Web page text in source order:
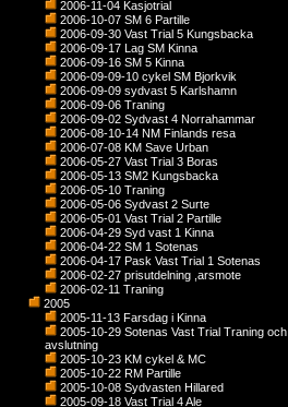
2006-11-04 Kasjotrial
2006-10-07 SM 6 Partille
2006-09-30 Vast Trial 5 Kungsbacka
2006-09-17 Lag SM Kinna
2006-09-16 SM 5 Kinna
2006-09-09-10 cykel SM Bjorkvik
2006-09-09 sydvast 5 Karlshamn
2006-09-06 Traning
2006-09-02 Sydvast 4 Norrahammar
2006-08-10-14 NM Finlands resa
2006-07-08 KM Save Urban
2006-05-27 Vast Trial 3 Boras
2006-05-13 SM2 Kungsbacka
2006-05-10 Traning
2006-05-06 Sydvast 2 Surte
2006-05-01 Vast Trial 2 Partille
2006-04-29 Syd vast 1 Kinna
2006-04-22 SM 1 Sotenas
2006-04-17 Pask Vast Trial 1 Sotenas
2006-02-27 prisutdelning ,arsmote
2006-02-11 Traning
2005
2005-11-13 Farsdag i Kinna
2005-10-29 Sotenas Vast Trial Traning och
avslutning
2005-10-23 KM cykel & MC
2005-10-22 RM Partille
2005-10-08 Sydvasten Hillared
2005-09-18 Vast Trial 4 Ale